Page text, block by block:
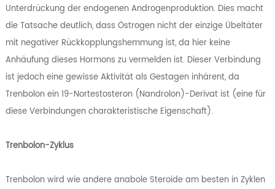
Unterdrückung der endogenen Androgenproduktion. Dies macht
die Tatsache deutlich, dass Östrogen nicht der einzige Übeltäter
mit negativer Rückkopplungshemmung ist, da hier keine
Anhäufung dieses Hormons zu vermelden ist. Dieser Verbindung
ist jedoch eine gewisse Aktivität als Gestagen inhärent, da
Trenbolon ein 19-Nortestosteron (Nandrolon)-Derivat ist (eine für
diese Verbindungen charakteristische Eigenschaft).
Trenbolon-Zyklus
Trenbolon wird wie andere anabole Steroide am besten in Zyklen